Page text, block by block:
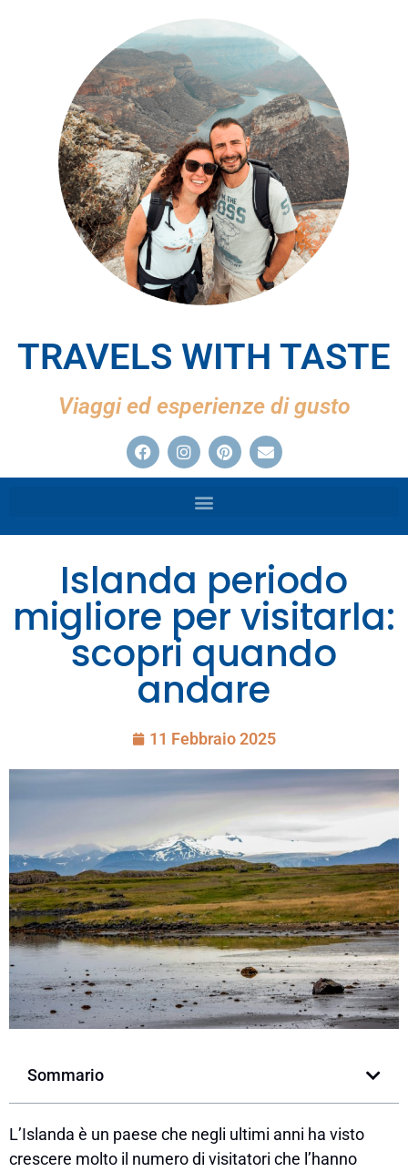
TRAVELS WITH TASTE
Viaggi ed esperienze di gusto
Islanda periodo
migliore per visitarla:
scopri quando
andare
11 Febbraio 2025
Sommario
L’Islanda è un paese che negli ultimi anni ha visto
crescere molto il numero di visitatori che l’hanno